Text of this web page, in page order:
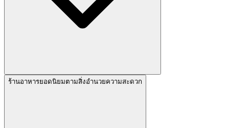
ร้านอาหารยอดนิยมตามสิ่งอำนวยความสะดวก